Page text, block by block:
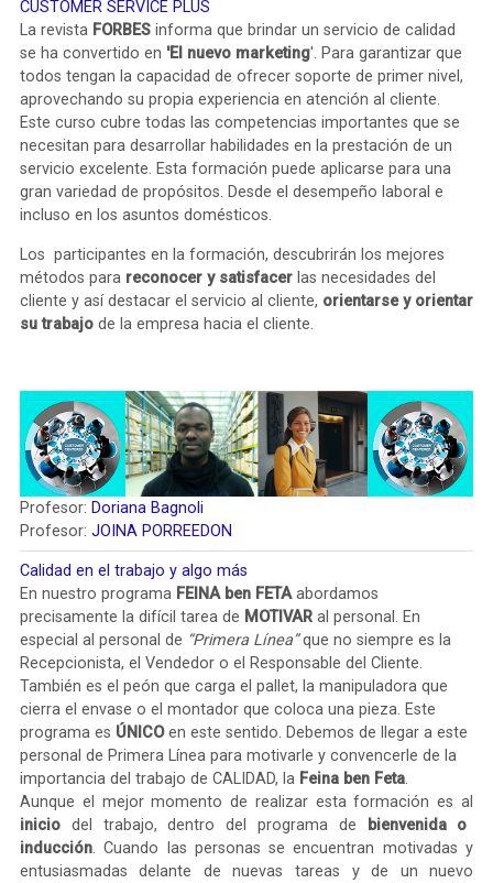
CUSTOMER SERVICE PLUS
La revista FORBESinforma que brindar un servicio de calidad
se ha convertido en 'El nuevo marketing'. Para garantizar que
todos tengan la capacidad de ofrecer soporte de primer nivel,
aprovechando su propia experiencia en atención al cliente.
Este curso cubre todas las competencias importantes que se
necesitan para desarrollar habilidades en la prestación de un
servicio excelente. Esta formación puede aplicarse para una
gran variedad de propósitos. Desde el desempeño laboral e
incluso en los asuntos domésticos.
Los participantes en la formación, descubrirán los mejores
métodos para reconocer y satisfacer las necesidades del
cliente y así destacar el servicio al cliente, orientarse y orientar
su trabajode la empresa hacia el cliente.
Profesor: Doriana Bagnoli
Profesor: JOINA PORREEDON
Calidad en el trabajo y algo más
En nuestro programa FEINA ben FETAabordamos
precisamente la difícil tarea de MOTIVARal personal. En
especial al personal de “Primera Línea”que no siempre es la
Recepcionista, el Vendedor o el Responsable del Cliente.
También es el peón que carga el pallet, la manipuladora que
cierra el envase o el montador que coloca una pieza. Este
programa es ÚNICOen este sentido. Debemos de llegar a este
personal de Primera Línea para motivarle y convencerle de la
importancia del trabajo de CALIDAD, la Feina ben Feta.
Aunque el mejor momento de realizar esta formación es al
iniciodel trabajo, dentro del programa de
bienvenida o
inducción. Cuando las personas se encuentran motivadas y
entusiasmadas delante de nuevas tareas y de un nuevo